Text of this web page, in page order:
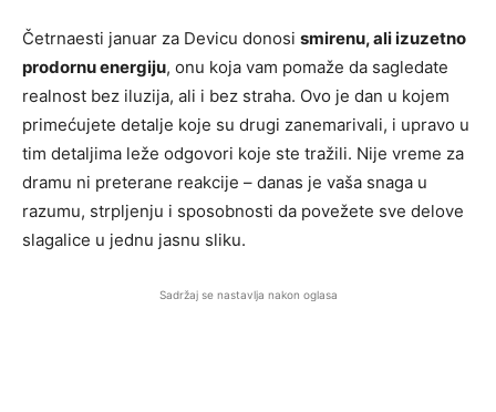
Četrnaesti januar za Devicu donosi smirenu, ali izuzetno
prodornu energiju, onu koja vam pomaže da sagledate
realnost bez iluzija, ali i bez straha. Ovo je dan u kojem
primećujete detalje koje su drugi zanemarivali, i upravo u
tim detaljima leže odgovori koje ste tražili. Nije vreme za
dramu ni preterane reakcije – danas je vaša snaga u
razumu, strpljenju i sposobnosti da povežete sve delove
slagalice u jednu jasnu sliku.
Sadržaj se nastavlja nakon oglasa